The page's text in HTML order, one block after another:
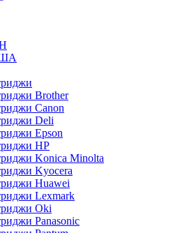
Brother
Canon
Deli
Epson
HP
Konica Minolta
Kyocera
Huawei
Lexmark
Oki
Panasonic